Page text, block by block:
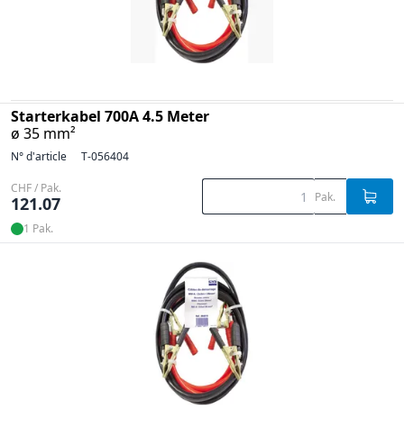
Starterkabel 700A 4.5 Meter
ø 35 mm²
N° d'article T-056404
CHF / Pak.
121.07 Pak.
1 Pak.